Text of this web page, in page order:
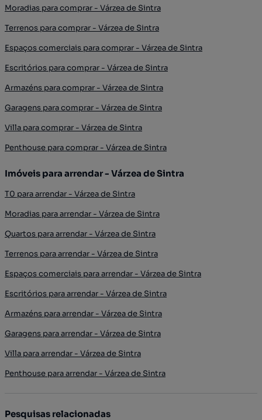
Moradias para comprar - Várzea de Sintra
Terrenos para comprar - Várzea de Sintra
Espaços comerciais para comprar - Várzea de Sintra
Escritórios para comprar - Várzea de Sintra
Armazéns para comprar - Várzea de Sintra
Garagens para comprar - Várzea de Sintra
Villa para comprar - Várzea de Sintra
Penthouse para comprar - Várzea de Sintra
Imóveis para arrendar - Várzea de Sintra
T0 para arrendar - Várzea de Sintra
Moradias para arrendar - Várzea de Sintra
Quartos para arrendar - Várzea de Sintra
Terrenos para arrendar - Várzea de Sintra
Espaços comerciais para arrendar - Várzea de Sintra
Escritórios para arrendar - Várzea de Sintra
Armazéns para arrendar - Várzea de Sintra
Garagens para arrendar - Várzea de Sintra
Villa para arrendar - Várzea de Sintra
Penthouse para arrendar - Várzea de Sintra
Pesquisas relacionadas